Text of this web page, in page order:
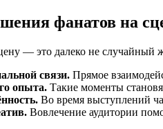
фанатов на
— это далеко не случайный
связи. Прямое
опыта. Такие моменты
Во время выступлений
Вовлечение аудитории